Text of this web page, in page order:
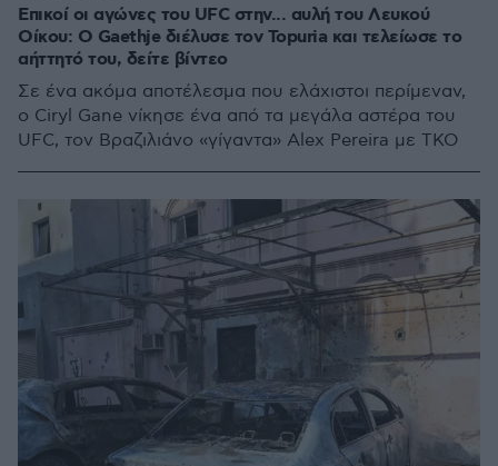
Επικοί οι αγώνες του UFC στην... αυλή του Λευκού
Οίκου: Ο Gaethje διέλυσε τον Topuria και τελείωσε το
αήττητό του, δείτε βίντεο
Σε ένα ακόμα αποτέλεσμα που ελάχιστοι περίμεναν,
ο Ciryl Gane νίκησε ένα από τα μεγάλα αστέρα του
UFC, τον Βραζιλιάνο «γίγαντα» Alex Pereira με TKO